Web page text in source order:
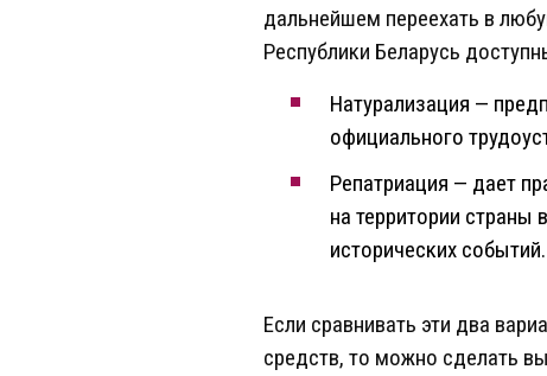
дальнейшем переехать в
Республики Беларусь
Натурализация —
официального
Репатриация — дает
на территории страны
исторических событий.
Если сравнивать эти два
средств, то можно сделать